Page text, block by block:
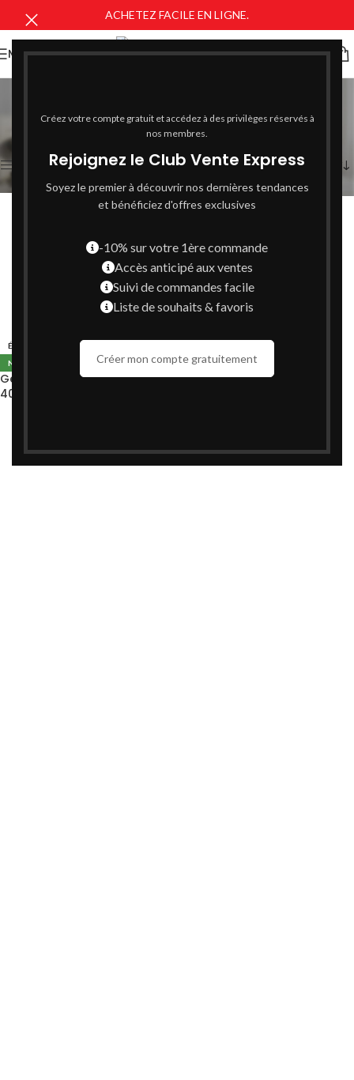
Créez votre compte gratuit et accédez à des privilèges réservés à
nos membres.
Rejoignez le Club Vente Express
Soyez le premier à découvrir nos dernières tendances
et bénéficiez d'offres exclusives
-10% sur votre 1ère commande
Accès anticipé aux ventes
Suivi de commandes facile
Liste de souhaits & favoris
Créer mon compte gratuitement
ACHETEZ FACILE EN LIGNE.
MENU
Catégories
Afficher la barre latérale
ÉPUISÉ
NOUVEAU
Gel Douche Lipikar Surgras
400ml – La Roche-Posay |